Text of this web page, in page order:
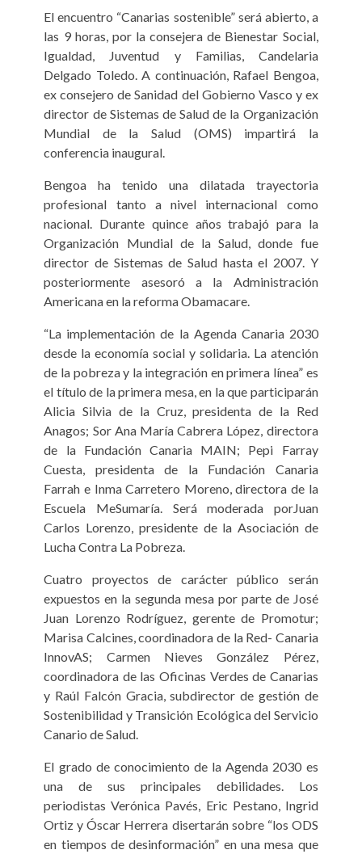
El encuentro “Canarias sostenible” será abierto, a
las 9 horas, por la consejera de Bienestar Social,
Igualdad, Juventud y Familias, Candelaria
Delgado Toledo. A continuación, Rafael Bengoa,
ex consejero de Sanidad del Gobierno Vasco y ex
director de Sistemas de Salud de la Organización
Mundial de la Salud (OMS) impartirá la
conferencia inaugural.
Bengoa ha tenido una dilatada trayectoria
profesional tanto a nivel internacional como
nacional. Durante quince años trabajó para la
Organización Mundial de la Salud, donde fue
director de Sistemas de Salud hasta el 2007. Y
posteriormente asesoró a la Administración
Americana en la reforma Obamacare.
“La implementación de la Agenda Canaria 2030
desde la economía social y solidaria. La atención
de la pobreza y la integración en primera línea” es
el título de la primera mesa, en la que participarán
Alicia Silvia de la Cruz, presidenta de la Red
Anagos; Sor Ana María Cabrera López, directora
de la Fundación Canaria MAIN; Pepi Farray
Cuesta, presidenta de la Fundación Canaria
Farrah e Inma Carretero Moreno, directora de la
Escuela MeSumaría. Será moderada porJuan
Carlos Lorenzo, presidente de la Asociación de
Lucha Contra La Pobreza.
Cuatro proyectos de carácter público serán
expuestos en la segunda mesa por parte de José
Juan Lorenzo Rodríguez, gerente de Promotur;
Marisa Calcines, coordinadora de la Red- Canaria
InnovAS; Carmen Nieves González Pérez,
coordinadora de las Oficinas Verdes de Canarias
y Raúl Falcón Gracia, subdirector de gestión de
Sostenibilidad y Transición Ecológica del Servicio
Canario de Salud.
El grado de conocimiento de la Agenda 2030 es
una de sus principales debilidades. Los
periodistas Verónica Pavés, Eric Pestano, Ingrid
Ortiz y Óscar Herrera disertarán sobre “los ODS
en tiempos de desinformación” en una mesa que